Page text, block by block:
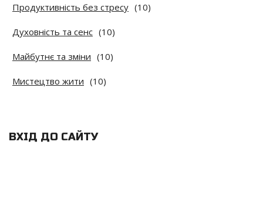
Продуктивність без стресу (10)
Духовність та сенс (10)
Майбутнє та зміни (10)
Мистецтво жити (10)
ВХІД ДО САЙТУ